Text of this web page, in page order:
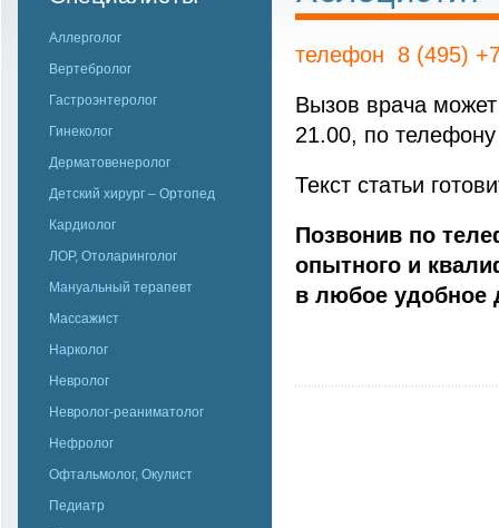
Аллерголог
Вертебролог
Гастроэнтеролог
Гинеколог
Дерматовенеролог
Детский хирург – Ортопед
Кардиолог
ЛОР, Отоларинголог
Мануальный терапевт
Массажист
Нарколог
Невролог
Невролог-реаниматолог
Нефролог
Офтальмолог, Окулист
Педиатр
телефон 8 (495)
Вызов врача
21.00, по
Текст статьи
Позвонив по
опытного и
в любое удобное